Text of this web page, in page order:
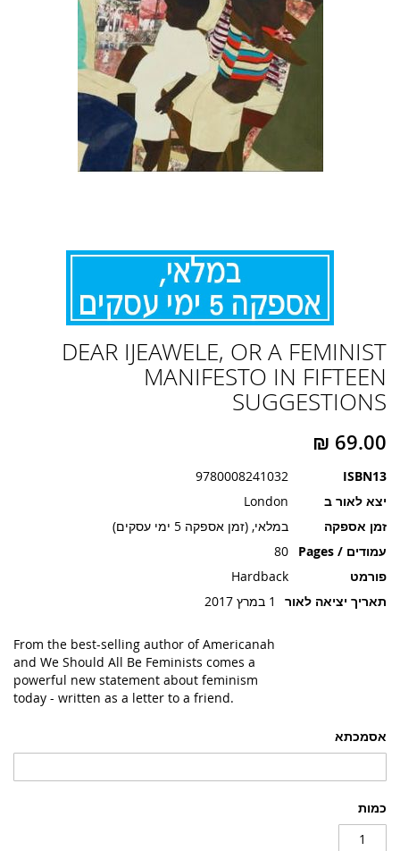
אסמכתא
כמות
DEAR IJEAWELE, OR A FEMINIST
MANIFESTO IN FIFTEEN
SUGGESTIONS
ISBN13
9780008241032
יצא לאור ב
London
זמן אספקה
במלאי, (זמן אספקה 5 ימי עסקים)
עמודים / Pages
80
פורמט
Hardback
תאריך יציאה לאור
1 במרץ 2017
From the best-selling author of Americanah
and We Should All Be Feminists comes a
powerful new statement about feminism
today - written as a letter to a friend.
להתחלה
של
גלריית
תמונות